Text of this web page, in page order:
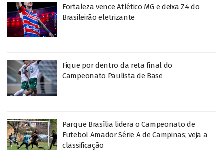
Fortaleza vence Atlético MG e deixa Z4 do
Brasileirão eletrizante
Fique por dentro da reta final do
Campeonato Paulista de Base
Parque Brasília lidera o Campeonato de
Futebol Amador Série A de Campinas; veja a
classificação